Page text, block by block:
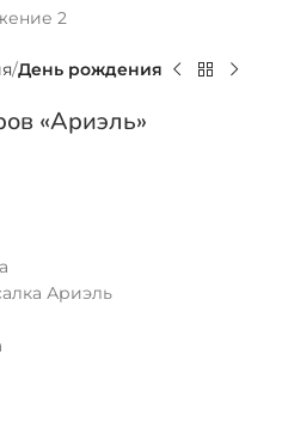
День рождения
«Ариэль»
Ариэль